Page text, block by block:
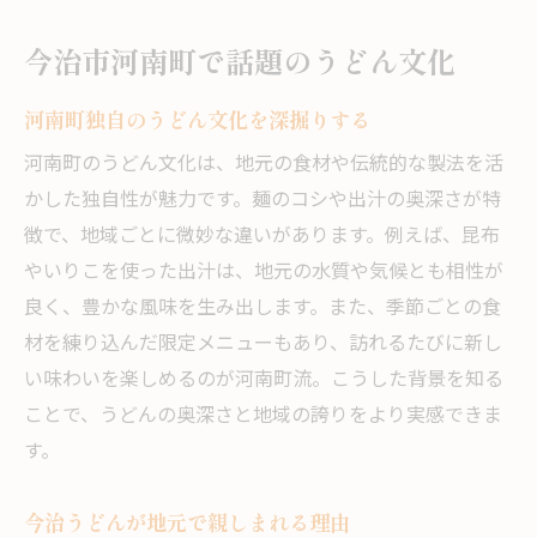
今治市河南町で話題のうどん文化
河南町独自のうどん文化を深掘りする
河南町のうどん文化は、地元の食材や伝統的な製法を活
かした独自性が魅力です。麺のコシや出汁の奥深さが特
徴で、地域ごとに微妙な違いがあります。例えば、昆布
やいりこを使った出汁は、地元の水質や気候とも相性が
良く、豊かな風味を生み出します。また、季節ごとの食
材を練り込んだ限定メニューもあり、訪れるたびに新し
い味わいを楽しめるのが河南町流。こうした背景を知る
ことで、うどんの奥深さと地域の誇りをより実感できま
す。
今治うどんが地元で親しまれる理由